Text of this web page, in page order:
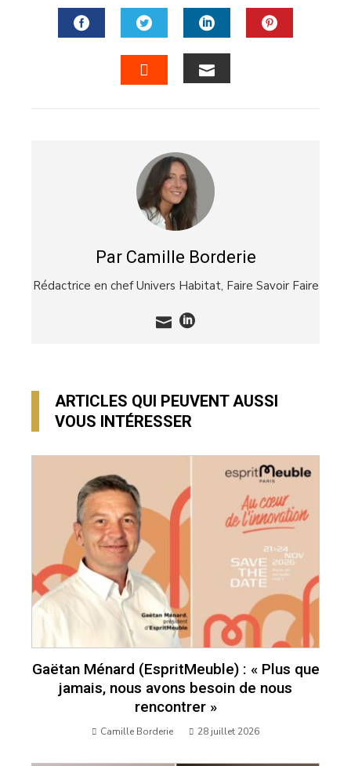
FACEBOOKTWITTERLINKEDIN
Par Camille Borderie
Rédactrice en chef Univers Habitat, Faire Savoir Faire
ARTICLES QUI PEUVENT AUSSI
VOUS INTÉRESSER
Gaëtan Ménard (EspritMeuble) : « Plus que
jamais, nous avons besoin de nous
rencontrer »
Camille Borderie 28 juillet 2026